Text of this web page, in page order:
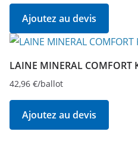
Ajoutez au devis
LAINE MINERAL COMFORT
42,96 €/ballot
Ajoutez au devis